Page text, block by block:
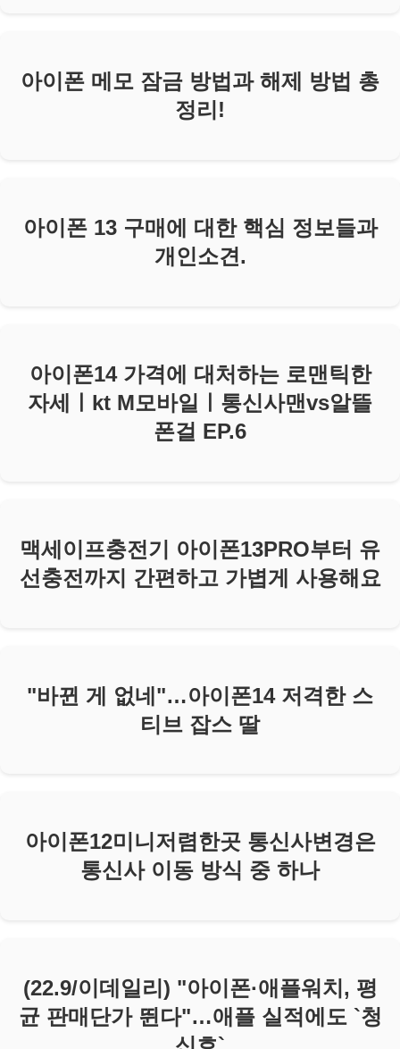
아이폰 메모 잠금 방법과 해제 방법 총
정리!
아이폰 13 구매에 대한 핵심 정보들과
개인소견.
아이폰14 가격에 대처하는 로맨틱한
자세ㅣkt M모바일ㅣ통신사맨vs알뜰
폰걸 EP.6
맥세이프충전기 아이폰13PRO부터 유
선충전까지 간편하고 가볍게 사용해요
"바뀐 게 없네"…아이폰14 저격한 스
티브 잡스 딸
아이폰12미니저렴한곳 통신사변경은
통신사 이동 방식 중 하나
(22.9/이데일리) "아이폰·애플워치, 평
균 판매단가 뛴다"…애플 실적에도 `청